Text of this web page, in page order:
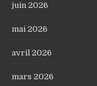
juin 2026
mai 2026
avril 2026
mars 2026